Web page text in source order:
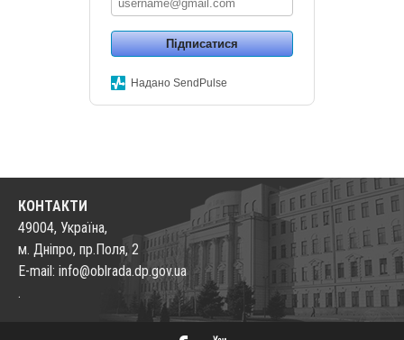
Підписатися
Надано SendPulse
КОНТАКТИ
49004, Україна,
м. Дніпро, пр.Поля, 2
E-mail: info@oblrada.dp.gov.ua
.